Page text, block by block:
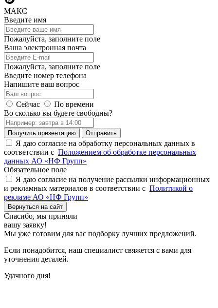
МАКС
Введите имя
Пожалуйста, заполните поле
Ваша электронная почта
Пожалуйста, заполните поле
Введите номер телефона
Напишите ваш вопрос
Сейчас
По времени
Во сколько вы будете свободны?
Получить презентацию Отправить
Я даю согласие на обработку персональных данных в
соответствии с Положением об обработке персональных
данных АО «НФ Групп»
Обязательное поле
Я даю согласие на получение рассылки информационных
и рекламных материалов в соответствии с Политикой о
рекламе АО «НФ Групп»
Вернуться на сайт
Спасибо, мы приняли
вашу заявку!
Мы уже готовим для вас подборку лучших предложений.
Если понадобится, наш специалист свяжется с вами для
уточнения деталей.
Удачного дня!